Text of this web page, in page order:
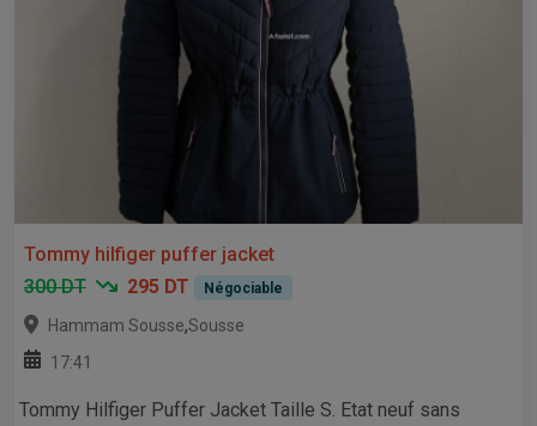
Tommy hilfiger puffer jacket
300 DT
295 DT Négociable
Hammam Sousse,Sousse
17:41
Tommy Hilfiger Puffer Jacket Taille S. Etat neuf sans